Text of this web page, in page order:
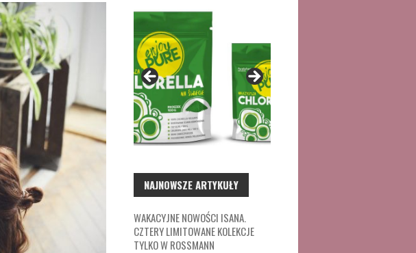
NAJNOWSZE ARTYKUŁY
WAKACYJNE NOWOŚCI ISANA.
CZTERY LIMITOWANE KOLEKCJE
TYLKO W ROSSMANN